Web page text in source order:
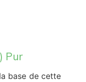
Pur
base de cette